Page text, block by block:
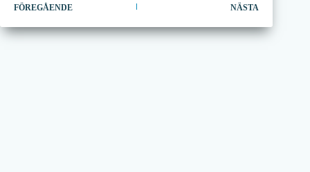
FÖREGÅENDE NÄSTA